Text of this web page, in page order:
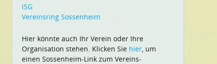
ISG
Vereinsring Sossenheim
Hier könnte auch Ihr Verein oder Ihre
Organisation stehen. Klicken Sie hier, um
einen Sossenheim-Link zum Vereins-